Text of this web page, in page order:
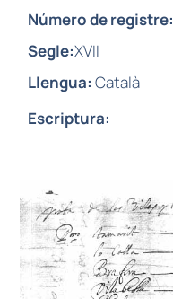
Número de registre:
Segle:XVII
Llengua: Català
Escriptura: